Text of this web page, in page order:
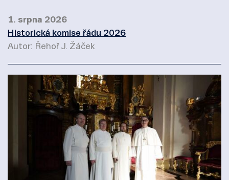
1. srpna 2026
Historická komise řádu 2026
Autor: Řehoř J. Žáček